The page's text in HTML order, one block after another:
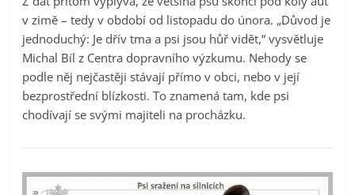
v zimě – tedy v období od listopadu do února. „Důvod je
jednoduchý: Je dřív tma a psi jsou hůř vidět,“ vysvětluje
Michal Bíl z Centra dopravního výzkumu. Nehody se
podle něj nejčastěji stávají přímo v obci, nebo v její
bezprostřední blízkosti. To znamená tam, kde psi
chodívají se svými majiteli na procházku.